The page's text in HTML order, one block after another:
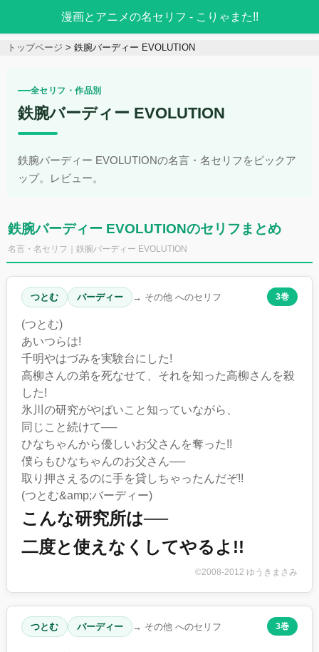
漫画とアニメの名セリフ - こりゃまた!!
トップページ 鉄腕バーディー EVOLUTION
全セリフ・作品別
鉄腕バーディー EVOLUTION
鉄腕バーディー EVOLUTIONの名言・名セリフをピックア
ップ。レビュー。
鉄腕バーディー EVOLUTIONのセリフまとめ
名言・名セリフ｜鉄腕バーディー EVOLUTION
つとむ バーディー → その他 へのセリフ 3巻
(つとむ)
あいつらは!
千明やはづみを実験台にした!
高柳さんの弟を死なせて、それを知った高柳さんを殺
した!
氷川の研究がやばいこと知っていながら、
同じこと続けて──
ひなちゃんから優しいお父さんを奪った!!
僕らもひなちゃんのお父さん──
取り押さえるのに手を貸しちゃったんだぞ!!
(つとむ&amp;バーディー)
こんな研究所は──
二度と使えなくしてやるよ!!
©2008-2012 ゆうきまさみ
つとむ バーディー → その他 へのセリフ 3巻